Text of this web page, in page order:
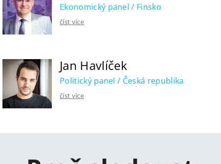
Ekonomický panel / Finsko
číst více
Jan Havlíček
Politický panel / Česká republika
číst více